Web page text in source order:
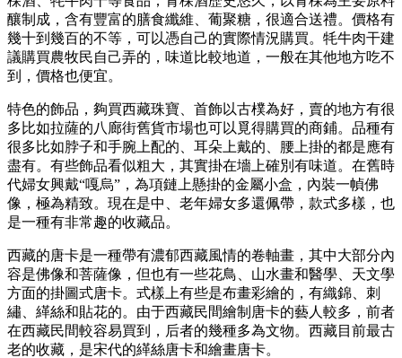
釀制成，含有豐富的膳食纖維、葡聚糖，很適合送禮。價格有
幾十到幾百的不等，可以憑自己的實際情況購買。牦牛肉干建
議購買農牧民自己弄的，味道比較地道，一般在其他地方吃不
到，價格也便宜。
特色的飾品，夠買西藏珠寶、首飾以古樸為好，賣的地方有很
多比如拉薩的八廊街舊貨市場也可以覓得購買的商鋪。品種有
很多比如脖子和手腕上配的、耳朵上戴的、腰上掛的都是應有
盡有。有些飾品看似粗大，其實掛在墻上確別有味道。在舊時
代婦女興戴“嘎烏”，為項鏈上懸掛的金屬小盒，內裝一幀佛
像，極為精致。現在是中、老年婦女多還佩帶，款式多樣，也
是一種有非常趣的收藏品。
西藏的唐卡是一種帶有濃郁西藏風情的卷軸畫，其中大部分內
容是佛像和菩薩像，但也有一些花鳥、山水畫和醫學、天文學
方面的掛圖式唐卡。式樣上有些是布畫彩繪的，有織錦、刺
繡、緙絲和貼花的。由于西藏民間繪制唐卡的藝人較多，前者
在西藏民間較容易買到，后者的幾種多為文物。西藏目前最古
老的收藏，是宋代的緙絲唐卡和繪畫唐卡。